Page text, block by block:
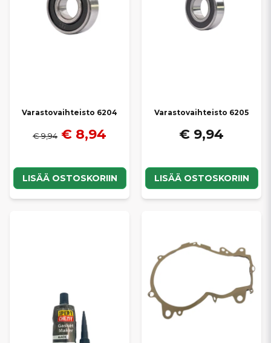
Varastovaihteisto 6204
€ 9,94 € 8,94
LISÄÄ OSTOSKORIIN
Varastovaihteisto 6205
€ 9,94
LISÄÄ OSTOSKORIIN